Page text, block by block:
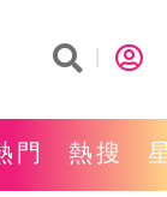
門 熱搜